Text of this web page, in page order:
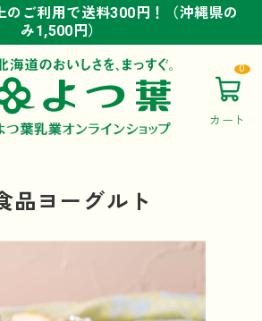
のご利用で送料300円！（沖縄県の
み1,500円）
のご利用で送料300円！（沖縄県の
み1,500円）
のご利用で送料300円！（沖縄県の
み1,500円）
カート
0
品ヨーグルト